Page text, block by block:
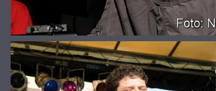
© 2026www.galerie-